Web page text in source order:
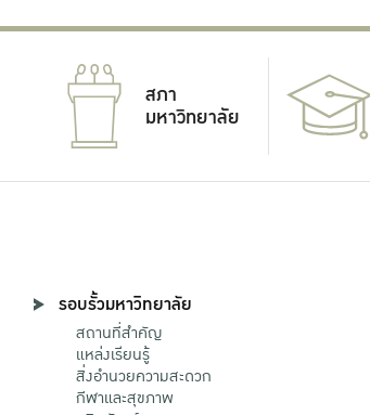
สภา
มหาวิทยาลัย
รอบรั้วมหาวิทยาลัย
สถานที่สำคัญ
แหล่งเรียนรู้
สิ่งอำนวยความสะดวก
กีฬาและสุขภาพ